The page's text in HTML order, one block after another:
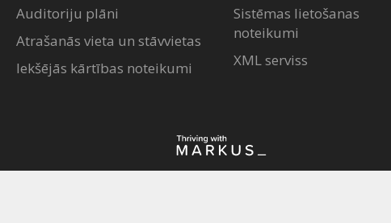
Auditoriju plāni
Atrašanās vieta un stāvvietas
Iekšējās kārtības noteikumi
Sistēmas lietošanas
noteikumi
XML serviss